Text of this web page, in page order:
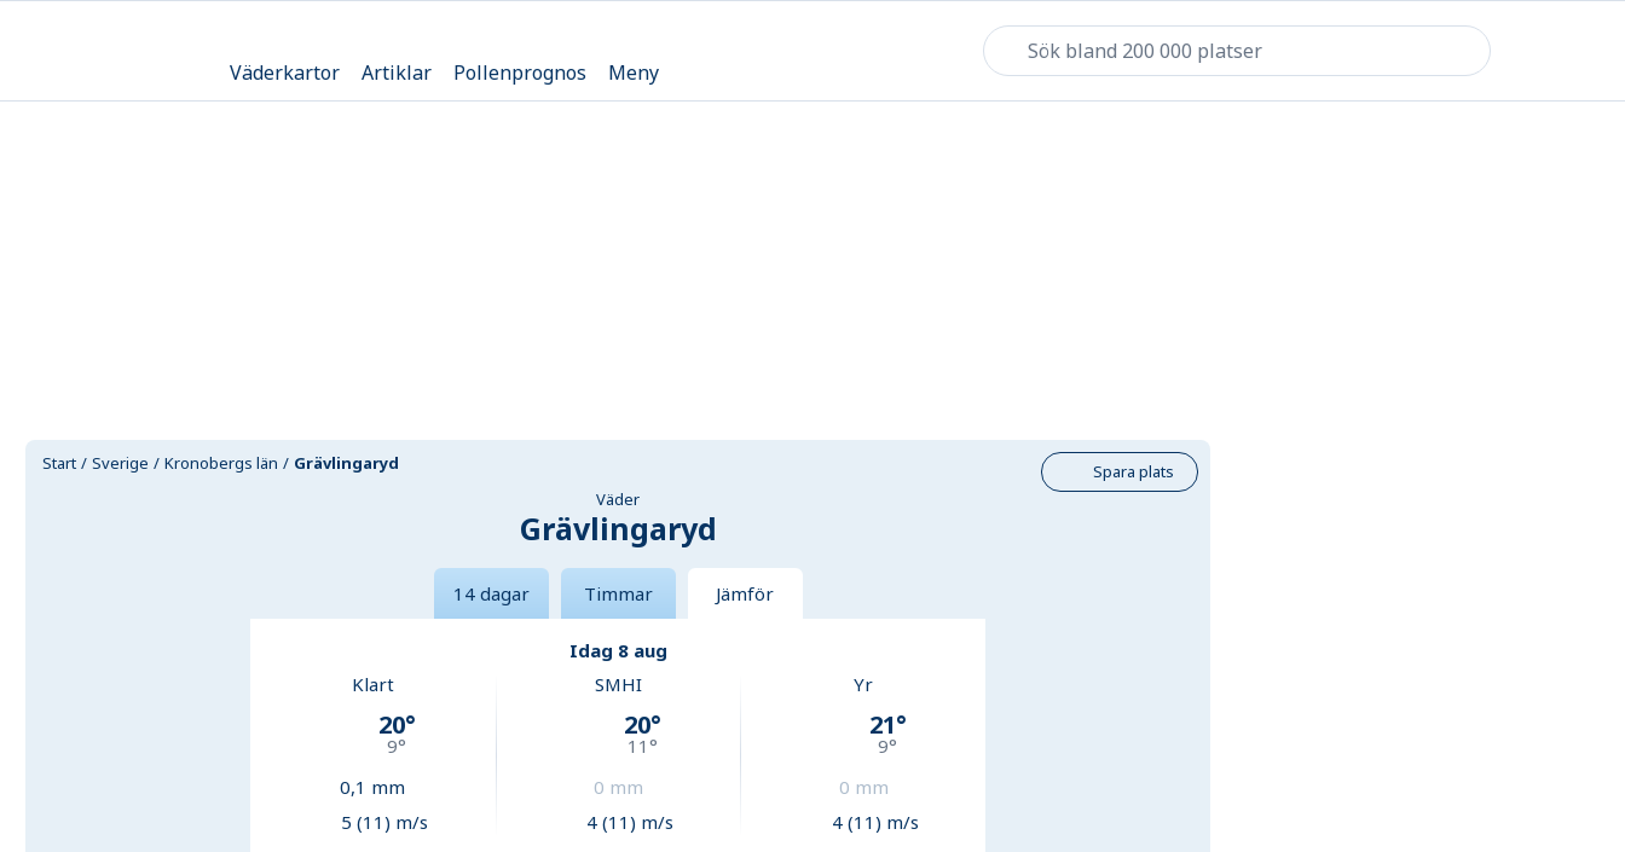
Väderkartor Artiklar Pollenprognos Meny
Start Sverige Kronobergs län Grävlingaryd
Spara plats
Väder
Grävlingaryd
14 dagar Timmar Jämför
Idag 8 aug
Klart
20°
9°
0,1 mm
5 (11) m/s
SMHI
20°
11 °
0 mm
4 (11) m/s
Yr
21°
9°
0 mm
4 (11) m/s